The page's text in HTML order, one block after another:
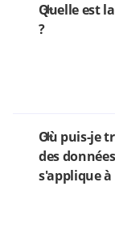
Quelle est
?
Où puis-je
des
s'applique à